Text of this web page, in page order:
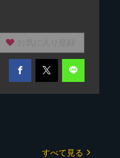
すべて見る